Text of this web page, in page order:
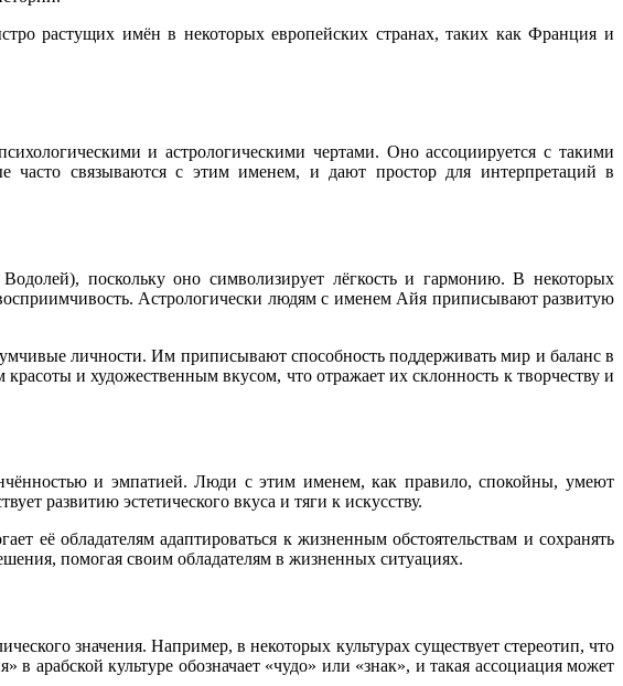
растущих имён в некоторых европейских странах, таких как Франция и
и астрологическими чертами. Оно ассоциируется с такими
часто связываются с этим именем, и дают простор для интерпретаций в
поскольку оно символизирует лёгкость и гармонию. В некоторых
Астрологически людям с именем Айя приписывают развитую
личности. Им приписывают способность поддерживать мир и баланс в
и художественным вкусом, что отражает их склонность к творчеству и
и эмпатией. Люди с этим именем, как правило, спокойны, умеют
развитию эстетического вкуса и тяги к искусству.
её обладателям адаптироваться к жизненным обстоятельствам и сохранять
помогая своим обладателям в жизненных ситуациях.
значения. Например, в некоторых культурах существует стереотип, что
арабской культуре обозначает «чудо» или «знак», и такая ассоциация может